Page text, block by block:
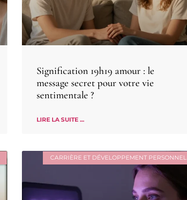
Signification 19h19 amour : le
message secret pour votre vie
sentimentale ?
LIRE LA SUITE ...
CARRIÈRE ET DÉVELOPPEMENT PERSONNEL